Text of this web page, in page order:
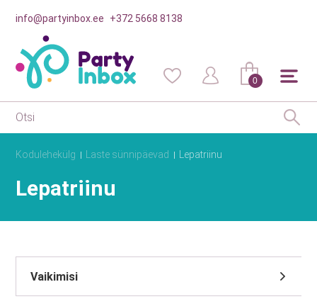
info@partyinbox.ee +372 5668 8138
0
Kodulehekülg Laste sünnipäevad Lepatriinu
Lepatriinu